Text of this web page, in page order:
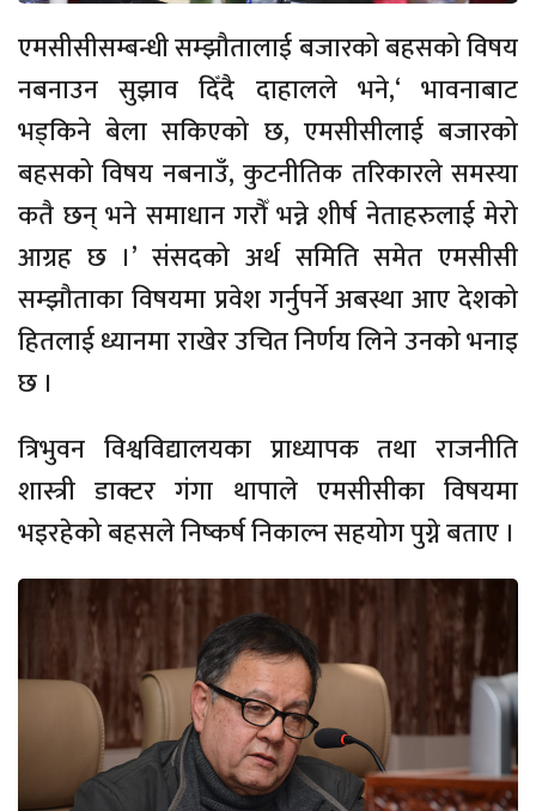
एमसीसीसम्बन्धी सम्झौतालाई बजारको बहसको विषय
नबनाउन सुझाव दिँदै दाहालले भने,‘ भावनाबाट
भड्किने बेला सकिएको छ, एमसीसीलाई बजारको
बहसको विषय नबनाउँ, कुटनीतिक तरिकारले समस्या
कतै छन् भने समाधान गरौँ भन्ने शीर्ष नेताहरुलाई मेरो
आग्रह छ ।’ संसदको अर्थ समिति समेत एमसीसी
सम्झौताका विषयमा प्रवेश गर्नुपर्ने अबस्था आए देशको
हितलाई ध्यानमा राखेर उचित निर्णय लिने उनको भनाइ
छ ।
त्रिभुवन विश्वविद्यालयका प्राध्यापक तथा राजनीति
शास्त्री डाक्टर गंगा थापाले एमसीसीका विषयमा
भइरहेको बहसले निष्कर्ष निकाल्न सहयोग पुग्ने बताए ।